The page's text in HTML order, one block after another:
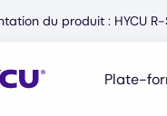
du produit : HYCU
Plate-